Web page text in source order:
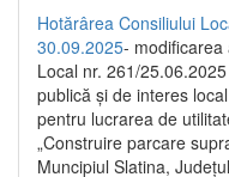
Hotărârea Consiliului
30.09.2025- modificarea
Local nr. 261/
publică şi de interes
pentru lucrarea de
„Construire parcare
Muncipiul Slatina,